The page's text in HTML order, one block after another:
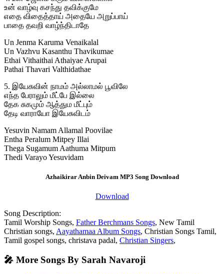
உன் வாழ்வு கசந்து தவிக்குமே
எதை விதைத்தாய் அதையே அறுப்பாய்
பாதை தவறி வாழ்ந்திடாதே
Un Jenma Karuma Venaikalal
Un Vazhvu Kasanthu Thavikumae
Ethai Vithaithai Athaiyae Arupai
Pathai Thavari Valthidathae
5. இயேசுவின் நாமம் அல்லாமல் பூவிலே
எந்த பேராலும் மீட்பே இல்லை
தேக சுகமும் ஆத்தும மீட்பும்
தேடி வாராயோ இயேசுவிடம்
Yesuvin Namam Allamal Poovilae
Entha Peralum Mitpey Illai
Thega Sugamum Aathuma Mitpum
Thedi Varayo Yesuvidam
Azhaikirar Anbin Deivam MP3 Song Download
Download
Song Description:
Tamil Worship Songs, Father Berchmans Songs, New Tamil
Christian songs, Aayathamaa Album Songs, Christian Songs Tamil,
Tamil gospel songs, christava padal, Christian Singers,
🎤 More Songs By Sarah Navaroji